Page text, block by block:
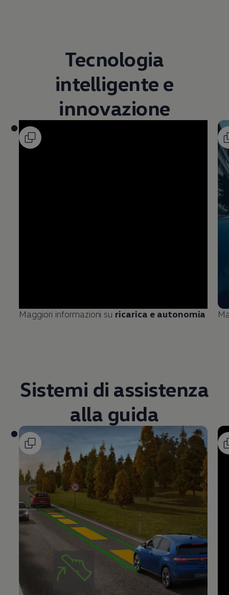
Tecnologia
intelligente e
innovazione
Maggiori informazioni su ricarica e autonomia
Sistemi di assistenza
alla guida